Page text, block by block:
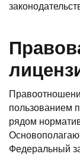
пользованием
рядом
Федеральный